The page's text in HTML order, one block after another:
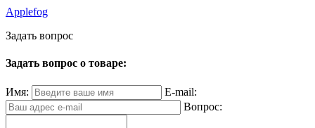
Applefog
Задать вопрос
Задать вопрос о товаре:
Имя:
E-mail:
Вопрос: